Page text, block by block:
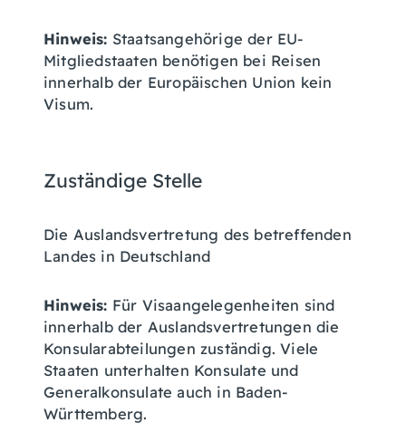
Hinweis: Staatsangehörige der EU-
Mitgliedstaaten benötigen bei Reisen
innerhalb der Europäischen Union kein
Visum.
Zuständige Stelle
Die Auslandsvertretung des betreffenden
Landes in Deutschland
Hinweis: Für Visaangelegenheiten sind
innerhalb der Auslandsvertretungen die
Konsularabteilungen zuständig. Viele
Staaten unterhalten Konsulate und
Generalkonsulate auch in Baden-
Württemberg.